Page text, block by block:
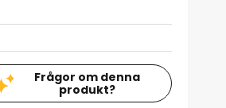
Frågor om denna
produkt?